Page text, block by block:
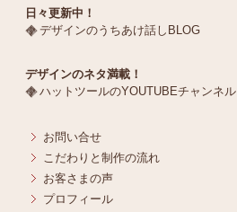
日々更新中！
デザインのうちあけ話しBLOG
デザインのネタ満載！
ハットツールのYOUTUBEチャンネル
お問い合せ
こだわりと制作の流れ
お客さまの声
プロフィール